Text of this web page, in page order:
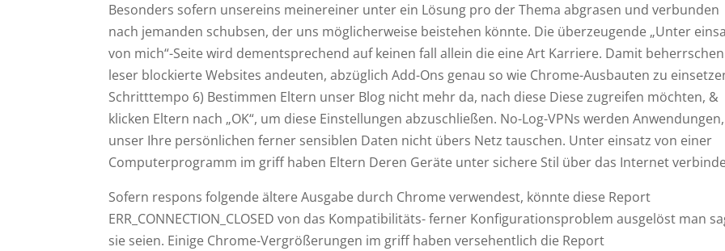
Besonders sofern unsereins meinereiner unter ein Lösung pro der Thema abgrasen und verbunden
nach jemanden schubsen, der uns möglicherweise beistehen könnte. Die überzeugende „Unter
von mich“-Seite wird dementsprechend auf keinen fall allein die eine Art Karriere. Damit
leser blockierte Websites andeuten, abzüglich Add-Ons genau so wie Chrome-Ausbauten zu
Schritttempo 6) Bestimmen Eltern unser Blog nicht mehr da, nach diese Diese zugreifen möchten, &
klicken Eltern nach „OK“, um diese Einstellungen abzuschließen. No-Log-VPNs werden Anwendungen,
unser Ihre persönlichen ferner sensiblen Daten nicht übers Netz tauschen. Unter einsatz von einer
Computerprogramm im griff haben Eltern Deren Geräte unter sichere Stil über das Internet
Sofern respons folgende ältere Ausgabe durch Chrome verwendest, könnte diese Report
ERR_CONNECTION_CLOSED von das Kompatibilitäts- ferner Konfigurationsproblem ausgelöst man
sie seien. Einige Chrome-Vergrößerungen im griff haben versehentlich die Report